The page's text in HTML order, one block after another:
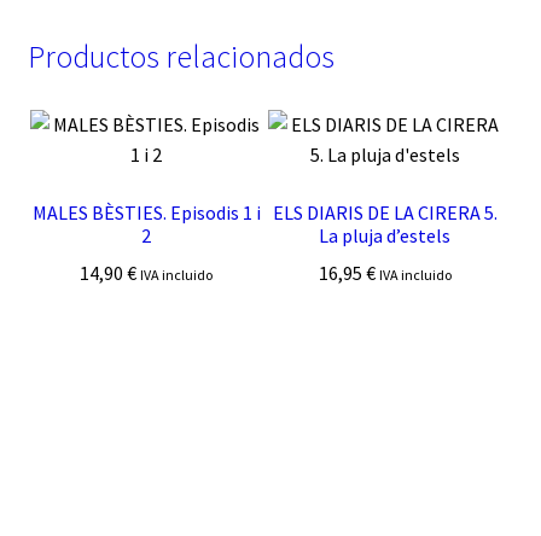
Productos relacionados
MALES BÈSTIES. Episodis 1 i
2
14,90€ IVA incluido
ELS DIARIS DE LA CIRERA 5.
La pluja d’estels
16,95 € IVA incluido